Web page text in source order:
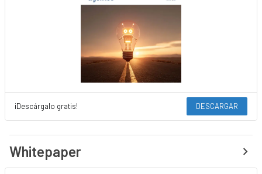
¡Descárgalo gratis! DESCARGAR
Whitepaper